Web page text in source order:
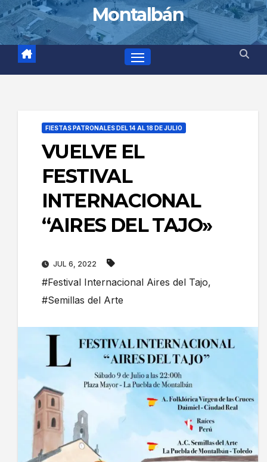
Montalbán
FIESTAS PATRONALES DEL 14 AL 18 DE JULIO
VUELVE EL
FESTIVAL
INTERNACIONAL
“AIRES DEL TAJO»
JUL 6, 2022
#Festival Internacional Aires del Tajo,
#Semillas del Arte